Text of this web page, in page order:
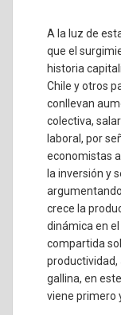
A la luz de
que el
historia
Chile y otros
conllevan
colectiva,
laboral, por
economistas
la inversión y
crece la
dinámica en
compartida
productividad,
gallina, en
viene primero